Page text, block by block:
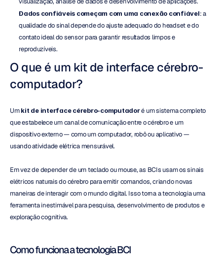
Dados confiáveis começam com uma conexão confiável: a
qualidade do sinal depende do ajuste adequado do headset e do
contato ideal do sensor para garantir resultados limpos e
reproduzíveis.
O que é um kit de interface cérebro-
computador?
Um kit de interface cérebro-computador é um sistema completo
que estabelece um canal de comunicação entre o cérebro e um
dispositivo externo — como um computador, robô ou aplicativo —
usando atividade elétrica mensurável.
Em vez de depender de um teclado ou mouse, as BCIs usam os sinais
elétricos naturais do cérebro para emitir comandos, criando novas
maneiras de interagir com o mundo digital. Isso torna a tecnologia uma
ferramenta inestimável para pesquisa, desenvolvimento de produtos e
exploração cognitiva.
Como funciona a tecnologia BCI